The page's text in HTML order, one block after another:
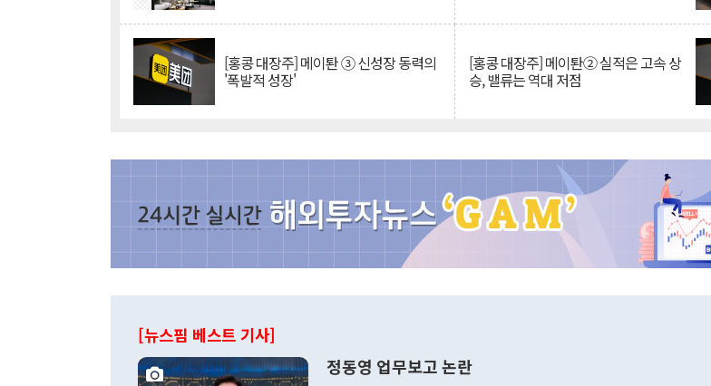
[홍콩 대장주] 메이퇀 ③ 신성장 동력의
'폭발적 성장'
[홍콩 대장주] 메이퇀② 실적은 고속 상
승, 밸류는 역대 저점
[뉴스핌 베스트 기사]
정동영 업무보고 논란